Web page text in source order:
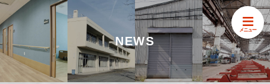
NEWS
≡
メニュー